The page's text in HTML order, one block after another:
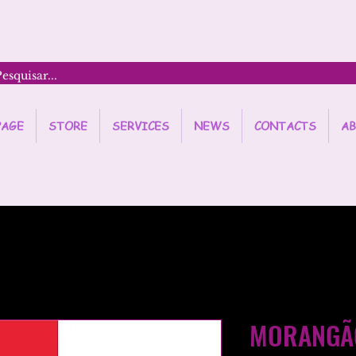
STORE SERVICES NEWS CONTACTS